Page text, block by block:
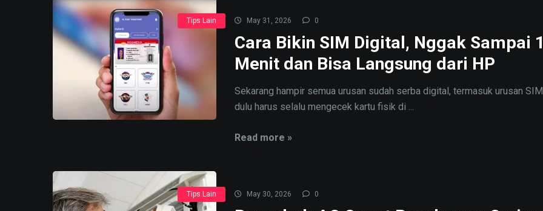
Tips Lain May 31, 2026 0
Cara Bikin SIM Digital, Nggak Sampai
Menit dan Bisa Langsung dari HP
Sekarang hampir semua urusan sudah serba digital, termasuk urusan
dulu harus selalu mengecek kartu fisik di ...
Read more »
Tips Lain May 30, 2026 0